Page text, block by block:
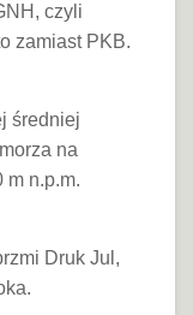
czyli
zamiast PKB.
średniej
na
m n.p.m.
Druk Jul,